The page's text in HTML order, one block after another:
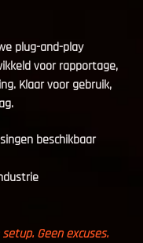
plug-and-play
voor rapportage,
Klaar voor gebruik,
beschikbaar
Geen excuses.